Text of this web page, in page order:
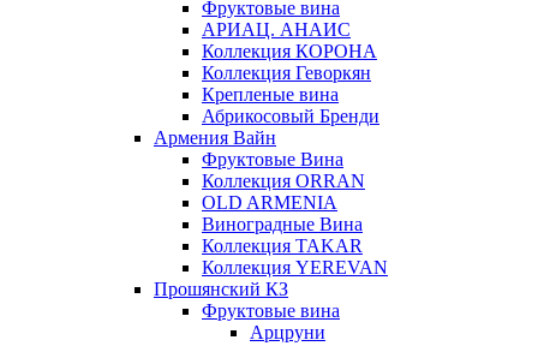
Фруктовые вина
АРИАЦ. АНАИС
Коллекция КОРОНА
Коллекция Геворкян
Крепленые вина
Абрикосовый Бренди
Армения Вайн
Фруктовые Вина
Коллекция ORRAN
OLD ARMENIA
Виноградные Вина
Коллекция TAKAR
Коллекция YEREVAN
Прошянский КЗ
Фруктовые вина
Арцруни